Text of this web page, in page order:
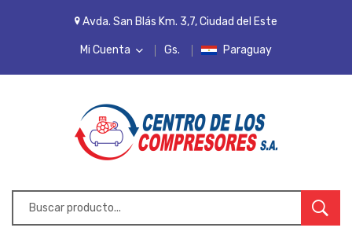
Avda. San Blás Km. 3,7, Ciudad del Este
Mi Cuenta
MI CUENTA
LISTA DE DESEOS
PEDIDOS
INICIAR SESIÓN
REGISTRARSE
Gs. Paraguay